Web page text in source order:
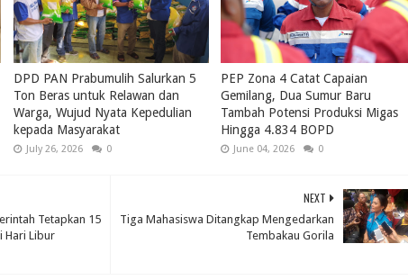
DPD PAN Prabumulih Salurkan 5
Ton Beras untuk Relawan dan
Warga, Wujud Nyata Kepedulian
kepada Masyarakat
July 26, 2026 0
PEP Zona 4 Catat Capaian
Gemilang, Dua Sumur Baru
Tambah Potensi Produksi Migas
Hingga 4.834 BOPD
June 04, 2026 0
NEXT
Tiga Mahasiswa Ditangkap Mengedarkan
Tembakau Gorila
Tetapkan 15
Hari Libur